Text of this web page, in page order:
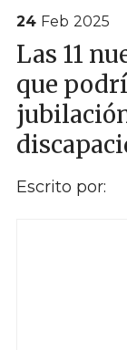
24 Feb 2025
Las 11
que
Escrito por: